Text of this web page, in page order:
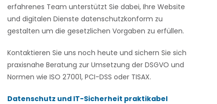
erfahrenes Team unterstützt Sie dabei, Ihre Website
und digitalen Dienste datenschutzkonform zu
gestalten um die gesetzlichen Vorgaben zu erfüllen.
Kontaktieren Sie uns noch heute und sichern Sie sich
praxisnahe Beratung zur Umsetzung der DSGVO und
Normen wie ISO 27001, PCI-DSS oder TISAX.
Datenschutz und IT-Sicherheit praktikabel